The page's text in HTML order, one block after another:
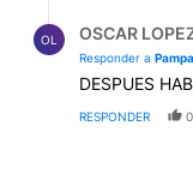
OL OSCAR
Responder a
DESPUES
RESPONDER 0